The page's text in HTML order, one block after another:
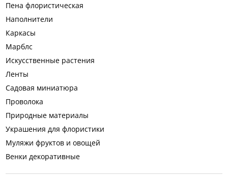
Пена флористическая
Наполнители
Каркасы
Марблс
Искусственные растения
Ленты
Садовая миниатюра
Проволока
Природные материалы
Украшения для флористики
Муляжи фруктов и овощей
Венки декоративные